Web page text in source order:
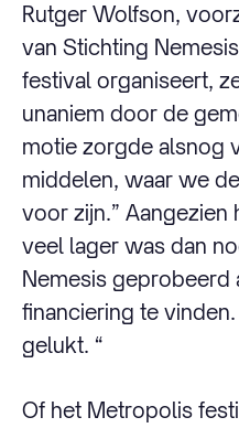
Rutger Wolfson,
van Stichting
festival organiseert,
unaniem door de
motie zorgde alsnog
middelen, waar we
voor zijn.”
veel lager was dan
Nemesis geprobeerd
financiering te
gelukt. “
Of het Metropolis